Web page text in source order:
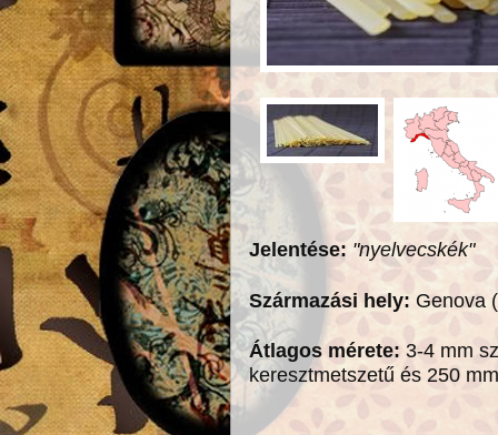
Jelentése: "nyelvecskék"
Származási hely: Genova
Átlagos mérete: 3-4 mm
keresztmetszetű és 250